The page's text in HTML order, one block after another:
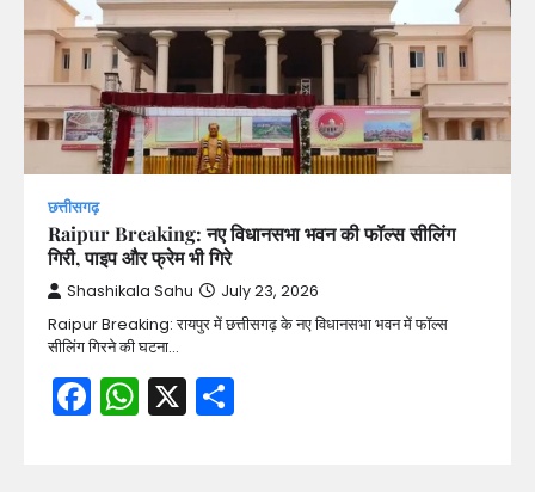
छत्तीसगढ़
Raipur Breaking: नए विधानसभा भवन की फॉल्स सीलिंग
गिरी, पाइप और फ्रेम भी गिरे
Shashikala Sahu July 23, 2026
Raipur Breaking: रायपुर में छत्तीसगढ़ के नए विधानसभा भवन में फॉल्स
सीलिंग गिरने की घटना…
Facebook
WhatsApp
X